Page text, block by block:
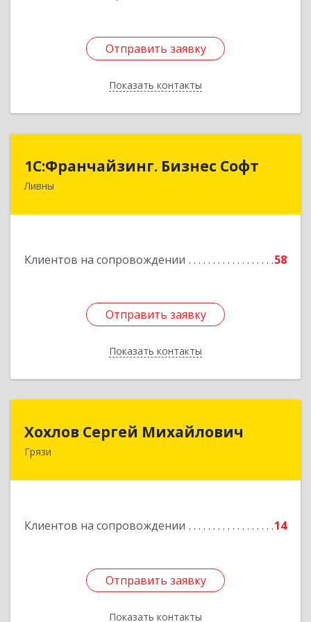
Отправить заявку
Показать контакты
Отправить заявку
Назад
1C:Франчайзинг. Бизнес Софт
Ливны
Клиентов на сопровождении 58
Отправить заявку
Показать контакты
1C:Франчайзинг. Бизнес Софт
303851, Орловская обл, Ливны г, Гайдара ул,
Отправить заявку
Назад
Хохлов Сергей Михайлович
Грязи
Клиентов на сопровождении 14
Отправить заявку
Показать контакты
Хохлов Сергей Михайлович
Отправить заявку
Назад